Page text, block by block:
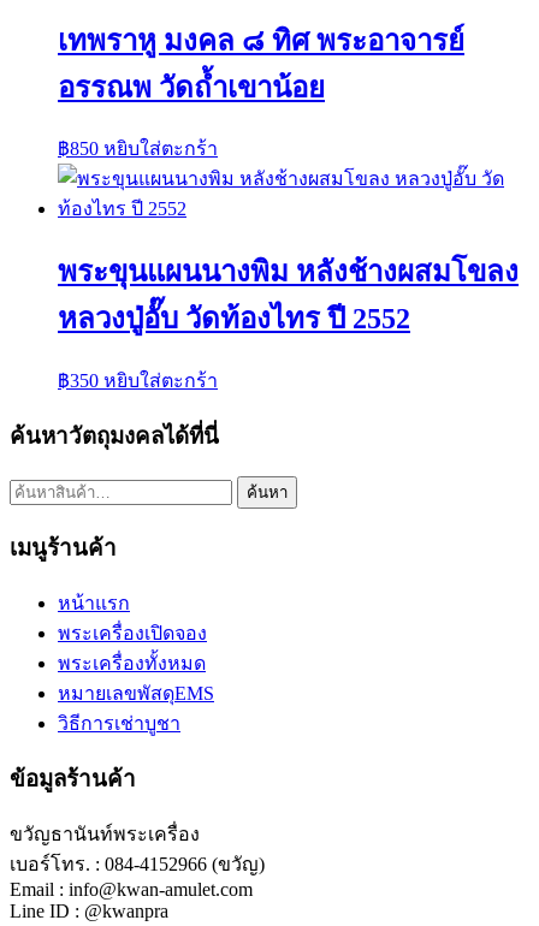
เทพราหู มงคล ๘ ทิศ พระอาจารย์
อรรณพ วัดถ้ำเขาน้อย
฿850 หยิบใส่ตะกร้า
พระขุนแผนนางพิม หลังช้างผสมโขลง
หลวงปู่อั๊บ วัดท้องไทร ปี 2552
฿350 หยิบใส่ตะกร้า
ค้นหาวัตถุมงคลได้ที่นี่
ค้นหา: ค้นหา
เมนูร้านค้า
หน้าแรก
พระเครื่องเปิดจอง
พระเครื่องทั้งหมด
หมายเลขพัสดุEMS
วิธีการเช่าบูชา
ข้อมูลร้านค้า
ขวัญธานันท์พระเครื่อง
เบอร์โทร. : 084-4152966 (ขวัญ)
Email : info@kwan-amulet.com
Line ID : @kwanpra